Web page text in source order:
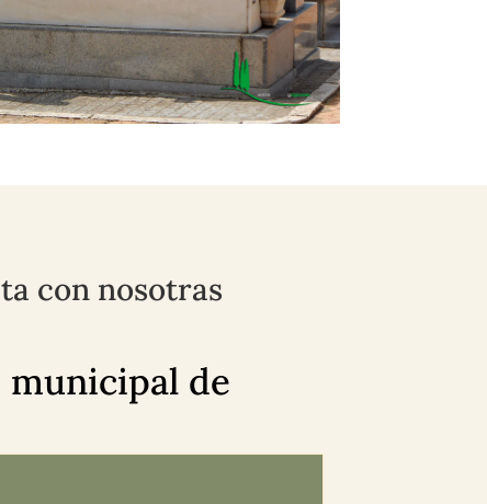
con nosotras
de